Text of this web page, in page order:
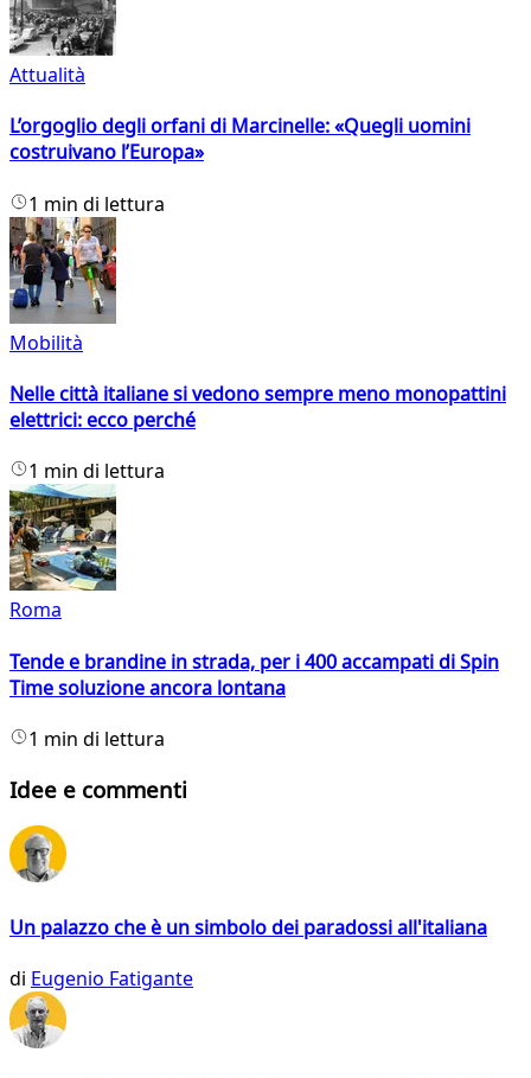
Attualità
L’orgoglio degli orfani di Marcinelle: «Quegli uomini
costruivano l’Europa»
1 min di lettura
Mobilità
Nelle città italiane si vedono sempre meno monopattini
elettrici: ecco perché
1 min di lettura
Roma
Tende e brandine in strada, per i 400 accampati di Spin
Time soluzione ancora lontana
1 min di lettura
Idee e commenti
Un palazzo che è un simbolo dei paradossi all'italiana
di Eugenio Fatigante